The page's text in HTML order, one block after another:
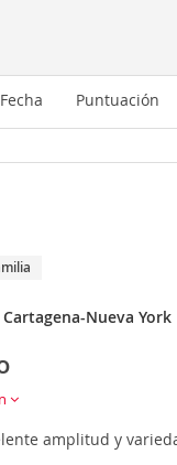
Fecha Puntuación
Cartagena-Nueva York
amplitud y